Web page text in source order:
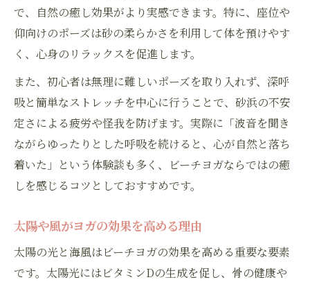
で、自然の癒し効果がより実感できます。特に、座位や
仰向けのポーズは砂の柔らかさを利用して体を預けやす
く、心身のリラックスを促進します。
また、初心者は無理に難しいポーズを取り入れず、深呼
吸と簡単なストレッチを中心に行うことで、砂浜の不安
定さによる疲労や怪我を防げます。実際に「波音を聞き
ながらゆったりとした呼吸を続けると、心が自然と落ち
着いた」という体験談も多く、ビーチヨガならではの癒
しを感じるコツとしておすすめです。
太陽や風がヨガの効果を高める理由
太陽の光と海風はビーチヨガの効果を高める重要な要素
です。太陽光にはビタミンDの生成を促し、骨の健康や